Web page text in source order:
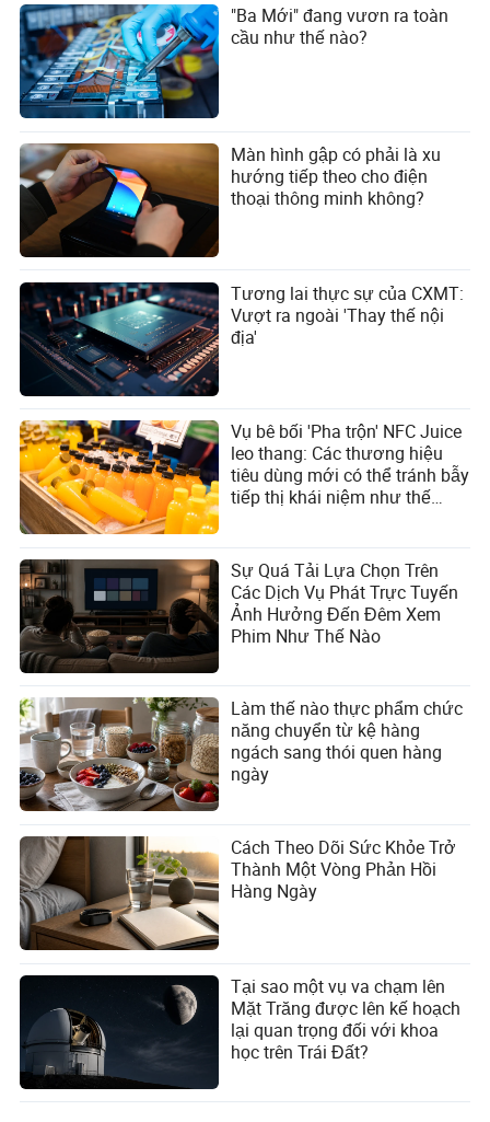
"Ba Mới" đang vươn ra toàn
cầu như thế nào?
Màn hình gập có phải là xu
hướng tiếp theo cho điện
thoại thông minh không?
Tương lai thực sự của CXMT:
Vượt ra ngoài 'Thay thế nội
địa'
Vụ bê bối 'Pha trộn' NFC Juice
leo thang: Các thương hiệu
tiêu dùng mới có thể tránh bẫy
tiếp thị khái niệm như thế
Sự Quá Tải Lựa Chọn Trên
Các Dịch Vụ Phát Trực Tuyến
Ảnh Hưởng Đến Đêm Xem
Phim Như Thế Nào
Làm thế nào thực phẩm chức
năng chuyển từ kệ hàng
ngách sang thói quen hàng
ngày
Cách Theo Dõi Sức Khỏe Trở
Thành Một Vòng Phản Hồi
Hàng Ngày
Tại sao một vụ va chạm lên
Mặt Trăng được lên kế hoạch
lại quan trọng đối với khoa
học trên Trái Đất?